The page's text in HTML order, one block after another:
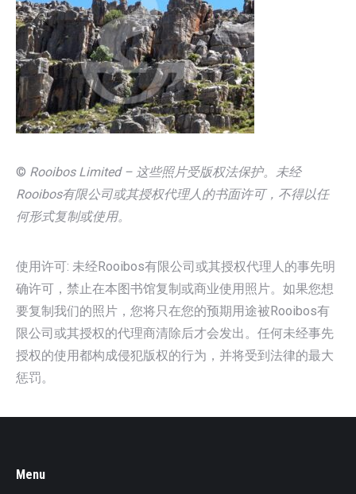
© Rooibos Limited – 这些照片受版权法保护。未经
Rooibos有限公司或其授权代理人的书面许可，不得以任
何形式复制或使用。
使用许可: 未经Rooibos有限公司或其授权代理人的事先明
确许可，禁止在本图书馆复制或商业使用照片。如果您想
要复制我们的照片，您将只在您的预期用途被Rooibos有
限公司或其授权的代理商清除后才会发出。任何未经事先
授权的使用都构成侵犯版权的行为，并将受到法律的最大
惩罚。
Menu